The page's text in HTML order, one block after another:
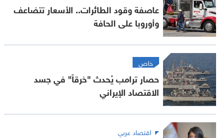
عاصفة وقود الطائرات.. الأسعار تتضاعف
وأوروبا على الحافة
خاص
حصار ترامب يُحدث "خرقاً" في جسد
الاقتصاد الإيراني
اقتصاد عربي